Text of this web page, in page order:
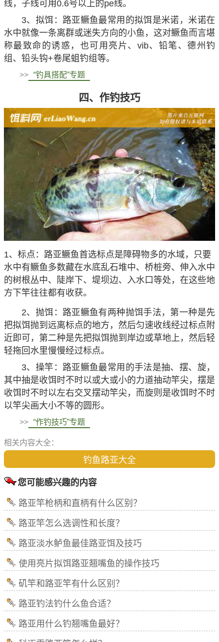
线，子线可用0.6号以上的pe线。
3、拟饵：路亚鳜鱼最常用的拟饵是米诺，米诺在
水中就像一条离群或迷失方向的小鱼，这对鳜鱼而言堪
称最致命的诱惑，也可用亮片、vib、铅笔、德州钓
组、铅头钩+卷尾蛆钓组等。
>> “钓具搭配”专题
四、作钓技巧
1、标点：路亚鳜鱼首选标点是障碍物多的水域，只要
水中有鳜鱼多数藏在水底乱石堆中、桥桩旁、伸入水中
的树根丛中、陡岸下、堤坝边、入水口等处，在这些地
方下竿往往都有收获。
2、抛饵：路亚鳜鱼有两种抛饵手法，第一种是先
把拟饵抛到远离标点的地方，然后匀速收线经过标点附
近即可，第二种是先把拟饵抛到岸边或草地上，然后轻
轻拖回水里慢慢经过标点。
3、操竿：路亚鳜鱼最常用的手法是抽、摆、旋，
其中抽是收饵时不时以或大或小的力道抽动竿尖，摆是
收饵时不时以左右交叉摆动竿尖，而旋则是收饵时不时
以竿尖画大小不等的圆形。
>> “作钓技巧”专题
相关内容大全：
钓鱼路亚大全
您可能感兴趣的内容
路亚竿枪柄和直柄有什么区别？
路亚竿怎么选调性和长度？
路亚淡水鲈鱼最佳路亚饵及技巧
使用亮片拟饵路亚翘嘴鱼的操作技巧
矶竿和路亚竿有什么区别？
路亚钓法钓什么鱼合适？
路亚用什么钓翘嘴鱼最好？